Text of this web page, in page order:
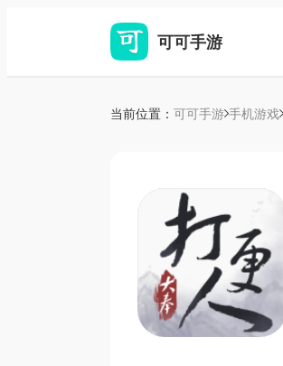
可可手游
当前位置： 可可手游 手机游戏